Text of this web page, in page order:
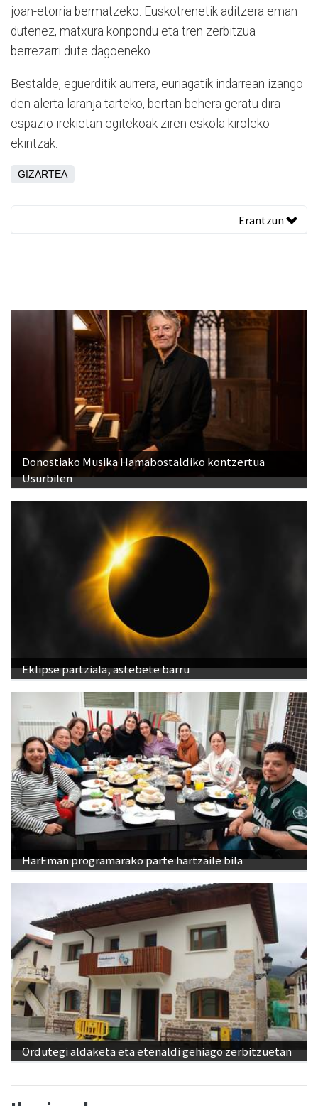
joan-etorria bermatzeko. Euskotrenetik aditzera eman
dutenez, matxura konpondu eta tren zerbitzua
berrezarri dute dagoeneko.
Bestalde, eguerditik aurrera, euriagatik indarrean izango
den alerta laranja tarteko, bertan behera geratu dira
espazio irekietan egitekoak ziren eskola kiroleko
ekintzak.
GIZARTEA
Erantzun
Donostiako Musika Hamabostaldiko kontzertua
Usurbilen
Eklipse partziala, astebete barru
HarEman programarako parte hartzaile bila
Ordutegi aldaketa eta etenaldi gehiago zerbitzuetan